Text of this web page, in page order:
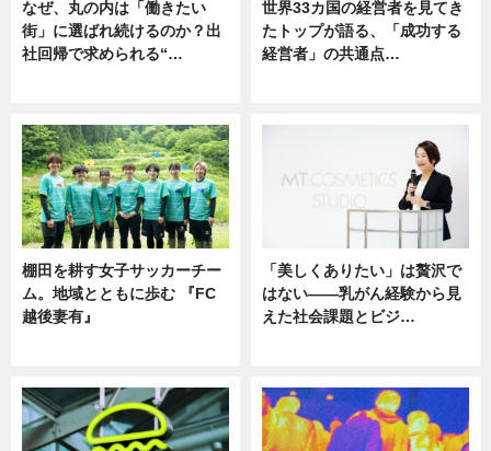
なぜ、丸の内は「働きたい
街」に選ばれ続けるのか？出
社回帰で求められる“…
世界33カ国の経営者を見てき
たトップが語る、「成功する
経営者」の共通点…
棚田を耕す女子サッカーチー
ム。地域とともに歩む 『FC
越後妻有』
「美しくありたい」は贅沢で
はない――乳がん経験から見
えた社会課題とビジ…